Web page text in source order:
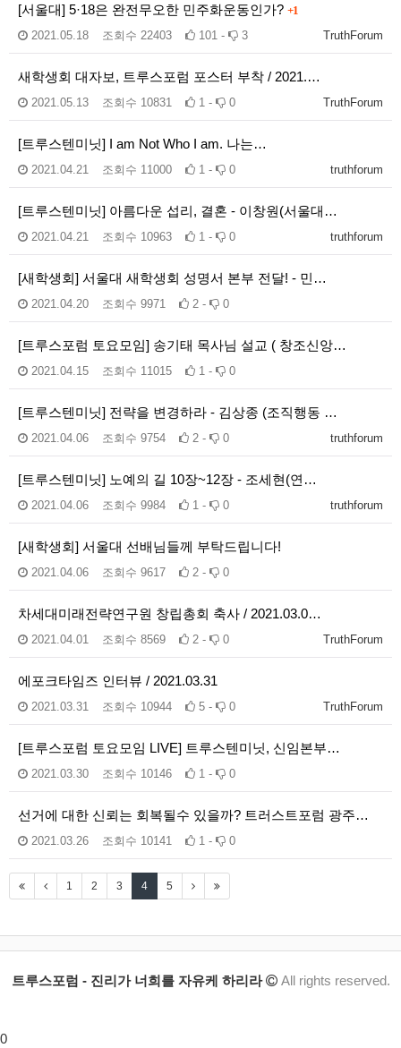
[서울대] 5·18은 완전무오한 민주화운동인가? +1
TruthForum
2021.05.18 조회수 22403 101 - 3
새학생회 대자보, 트루스포럼 포스터 부착 / 2021.…
TruthForum
2021.05.13 조회수 10831 1 - 0
[트루스텐미닛] I am Not Who I am. 나는…
truthforum
2021.04.21 조회수 11000 1 - 0
[트루스텐미닛] 아름다운 섭리, 결혼 - 이창원(서울대…
truthforum
2021.04.21 조회수 10963 1 - 0
[새학생회] 서울대 새학생회 성명서 본부 전달! - 민…
2021.04.20 조회수 9971 2 - 0
[트루스포럼 토요모임] 송기태 목사님 설교 ( 창조신앙…
2021.04.15 조회수 11015 1 - 0
[트루스텐미닛] 전략을 변경하라 - 김상종 (조직행동 …
truthforum
2021.04.06 조회수 9754 2 - 0
[트루스텐미닛] 노예의 길 10장~12장 - 조세현(연…
truthforum
2021.04.06 조회수 9984 1 - 0
[새학생회] 서울대 선배님들께 부탁드립니다!
2021.04.06 조회수 9617 2 - 0
차세대미래전략연구원 창립총회 축사 / 2021.03.0…
TruthForum
2021.04.01 조회수 8569 2 - 0
에포크타임즈 인터뷰 / 2021.03.31
TruthForum
2021.03.31 조회수 10944 5 - 0
[트루스포럼 토요모임 LIVE] 트루스텐미닛, 신임본부…
2021.03.30 조회수 10146 1 - 0
선거에 대한 신뢰는 회복될수 있을까? 트러스트포럼 광주…
2021.03.26 조회수 10141 1 - 0
1 2 3 4 5
트루스포럼 - 진리가 너희를 자유케 하리라 All rights reserved.
0